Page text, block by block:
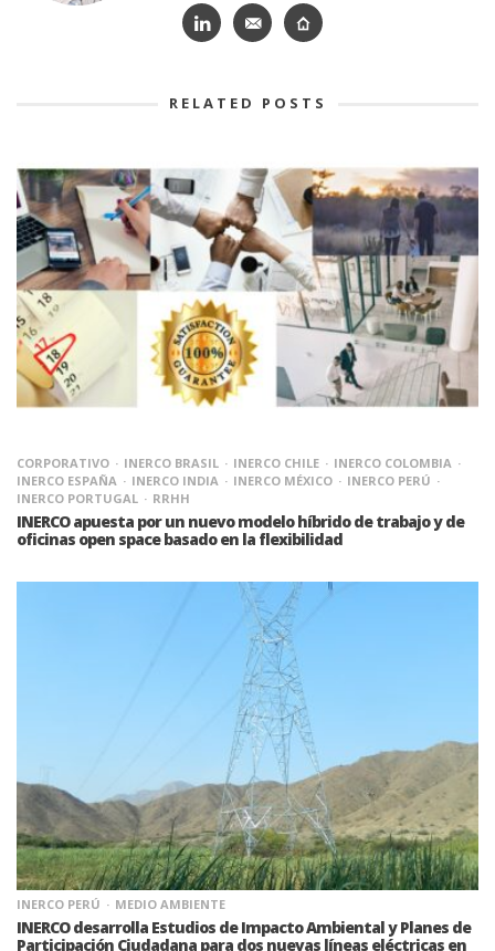
RELATED POSTS
CORPORATIVO INERCO BRASIL INERCO CHILE
INERCO COLOMBIA
INERCO ESPAÑA
INERCO INDIA INERCO MÉXICO
INERCO PERÚ
INERCO PORTUGAL
RRHH
INERCO apuesta por un nuevo modelo híbrido de trabajo y de
oficinas open space basado en la flexibilidad
INERCO PERÚ MEDIO AMBIENTE
INERCO desarrolla Estudios de Impacto Ambiental y Planes de
Participación Ciudadana para dos nuevas líneas eléctricas en